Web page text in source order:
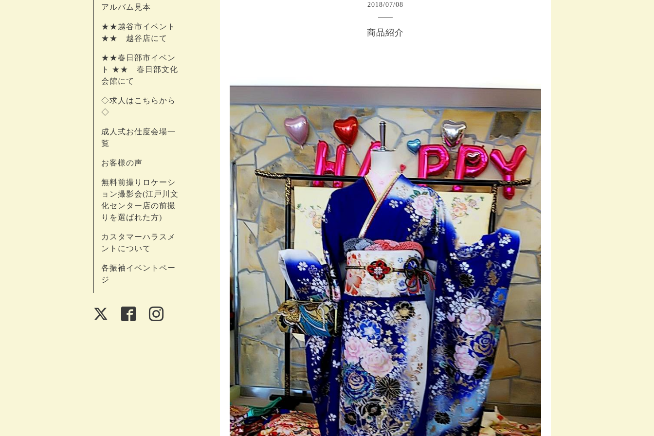
アルバム見本
★★越谷市イベント
★★ 越谷店にて
★★春日部市イベン
ト ★★ 春日部文化
会館にて
◇求人はこちらから
◇
成人式お仕度会場一
覧
お客様の声
無料前撮りロケーシ
ョン撮影会(江戸川文
化センター店の前撮
りを選ばれた方)
カスタマーハラスメ
ントについて
各振袖イベントペー
ジ
2018/07/08
商品紹介